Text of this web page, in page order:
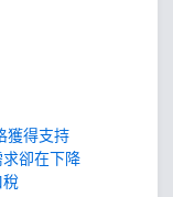
獲得支持
卻在下降
稅